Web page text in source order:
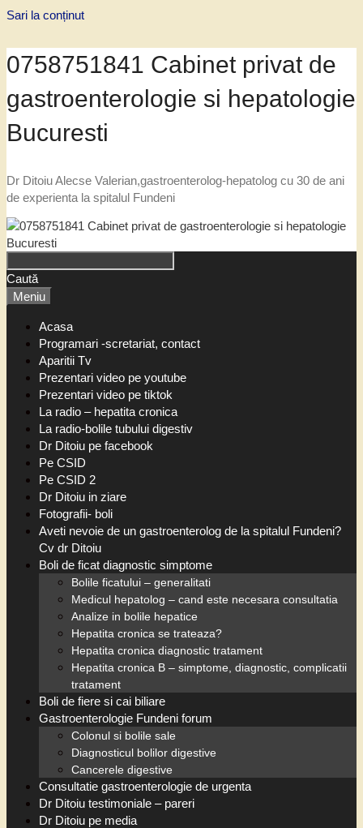
Sari la conținut
0758751841 Cabinet privat de
gastroenterologie si hepatologie
Bucuresti
Dr Ditoiu Alecse Valerian,gastroenterolog-hepatolog cu 30 de ani
de experienta la spitalul Fundeni
Caută
Meniu
Acasa
Programari -scretariat, contact
Aparitii Tv
Prezentari video pe youtube
Prezentari video pe tiktok
La radio – hepatita cronica
La radio-bolile tubului digestiv
Dr Ditoiu pe facebook
Pe CSID
Pe CSID 2
Dr Ditoiu in ziare
Fotografii- boli
Aveti nevoie de un gastroenterolog de la spitalul Fundeni?
Cv dr Ditoiu
Boli de ficat diagnostic simptome
Bolile ficatului – generalitati
Medicul hepatolog – cand este necesara consultatia
Analize in bolile hepatice
Hepatita cronica se trateaza?
Hepatita cronica diagnostic tratament
Hepatita cronica B – simptome, diagnostic, complicatii
tratament
Boli de fiere si cai biliare
Gastroenterologie Fundeni forum
Colonul si bolile sale
Diagnosticul bolilor digestive
Cancerele digestive
Consultatie gastroenterologie de urgenta
Dr Ditoiu testimoniale – pareri
Dr Ditoiu pe media